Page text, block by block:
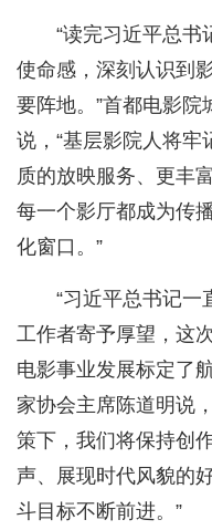
“读完习近平总书
使命感，深刻认识到
要阵地。”首都电影院
说，“基层影院人将
质的放映服务、更丰
每一个影厅都成为传
化窗口。”
“习近平总书记一
工作者寄予厚望，这
电影事业发展标定了
家协会主席陈道明说
策下，我们将保持创
声、展现时代风貌的
斗目标不断前进。”